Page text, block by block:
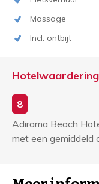
Massage
Incl. ontbijt
Hotelwaardering
8
Adirama Beach
met een gemiddeld